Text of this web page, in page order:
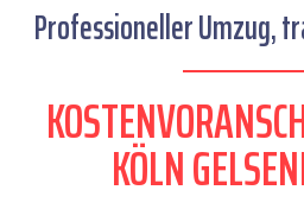
Professioneller Umzug,
KÖLN